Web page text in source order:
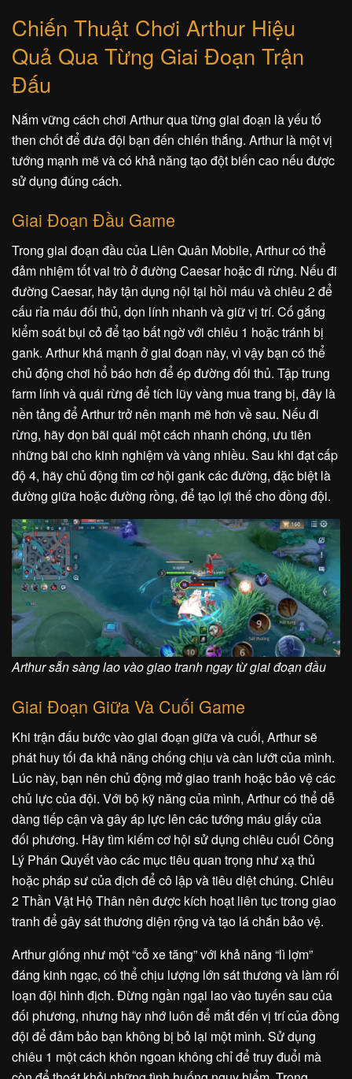
Chiến Thuật Chơi Arthur Hiệu
Quả Qua Từng Giai Đoạn Trận
Đấu
Nắm vững cách chơi Arthur qua từng giai đoạn là yếu tố
then chốt để đưa đội bạn đến chiến thắng. Arthur là một vị
tướng mạnh mẽ và có khả năng tạo đột biến cao nếu được
sử dụng đúng cách.
Giai Đoạn Đầu Game
Trong giai đoạn đầu của Liên Quân Mobile, Arthur có thể
đảm nhiệm tốt vai trò ở đường Caesar hoặc đi rừng. Nếu đi
đường Caesar, hãy tận dụng nội tại hồi máu và chiêu 2 để
cấu rỉa máu đối thủ, dọn lính nhanh và giữ vị trí. Cố gắng
kiểm soát bụi cỏ để tạo bất ngờ với chiêu 1 hoặc tránh bị
gank. Arthur khá mạnh ở giai đoạn này, vì vậy bạn có thể
chủ động chơi hổ báo hơn để ép đường đối thủ. Tập trung
farm lính và quái rừng để tích lũy vàng mua trang bị, đây là
nền tảng để Arthur trở nên mạnh mẽ hơn về sau. Nếu đi
rừng, hãy dọn bãi quái một cách nhanh chóng, ưu tiên
những bãi cho kinh nghiệm và vàng nhiều. Sau khi đạt cấp
độ 4, hãy chủ động tìm cơ hội gank các đường, đặc biệt là
đường giữa hoặc đường rồng, để tạo lợi thế cho đồng đội.
Arthur sẵn sàng lao vào giao tranh ngay từ giai đoạn đầu
Giai Đoạn Giữa Và Cuối Game
Khi trận đấu bước vào giai đoạn giữa và cuối, Arthur sẽ
phát huy tối đa khả năng chống chịu và càn lướt của mình.
Lúc này, bạn nên chủ động mở giao tranh hoặc bảo vệ các
chủ lực của đội. Với bộ kỹ năng của mình, Arthur có thể dễ
dàng tiếp cận và gây áp lực lên các tướng máu giấy của
đối phương. Hãy tìm kiếm cơ hội sử dụng chiêu cuối Công
Lý Phán Quyết vào các mục tiêu quan trọng như xạ thủ
hoặc pháp sư của địch để cô lập và tiêu diệt chúng. Chiêu
2 Thần Vật Hộ Thân nên được kích hoạt liên tục trong giao
tranh để gây sát thương diện rộng và tạo lá chắn bảo vệ.
Arthur giống như một “cỗ xe tăng” với khả năng “lì lợm”
đáng kinh ngạc, có thể chịu lượng lớn sát thương và làm rối
loạn đội hình địch. Đừng ngần ngại lao vào tuyến sau của
đối phương, nhưng hãy nhớ luôn để mắt đến vị trí của đồng
đội để đảm bảo bạn không bị bỏ lại một mình. Sử dụng
chiêu 1 một cách khôn ngoan không chỉ để truy đuổi mà